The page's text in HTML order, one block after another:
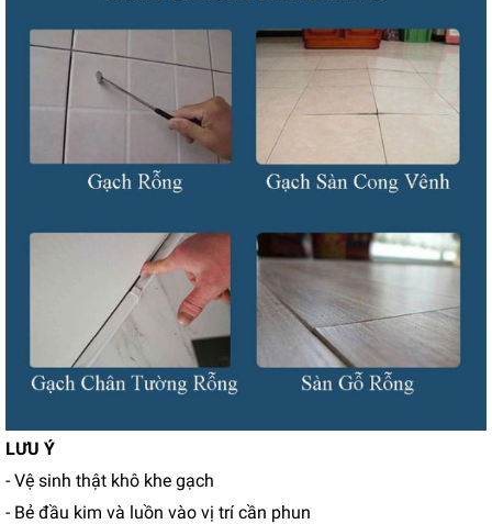
LƯU Ý
- Vệ sinh thật khô khe gạch
- Bẻ đầu kim và luồn vào vị trí cần phun